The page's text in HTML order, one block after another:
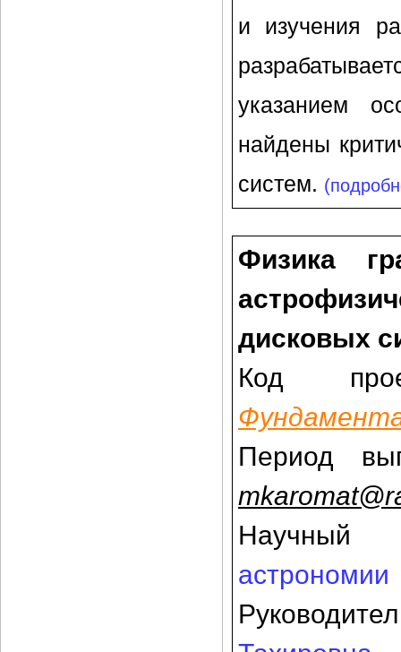
и изучения
указанием
найдены
систем.
Физика
дисковых
Код
Период
астрономии